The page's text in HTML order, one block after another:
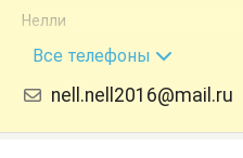
Нелли
+7 (940) 969-41-62
Все телефоны
nell.nell2016@mail.ru